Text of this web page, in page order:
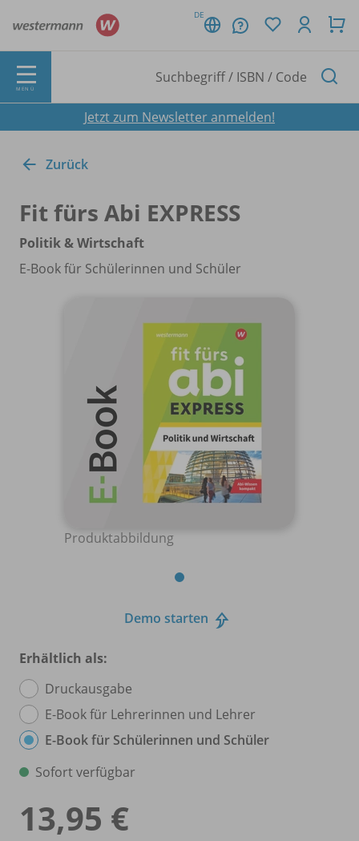
DE
MENÜ
Jetzt zum Newsletter anmelden!
Zurück
Fit fürs Abi EXPRESS
Politik & Wirtschaft
E-Book für Schülerinnen und Schüler
Produktabbildung
Demo starten
Erhältlich als:
Druckausgabe
E-Book für Lehrerinnen und Lehrer
E-Book für Schülerinnen und Schüler
Sofort verfügbar
13,95 €